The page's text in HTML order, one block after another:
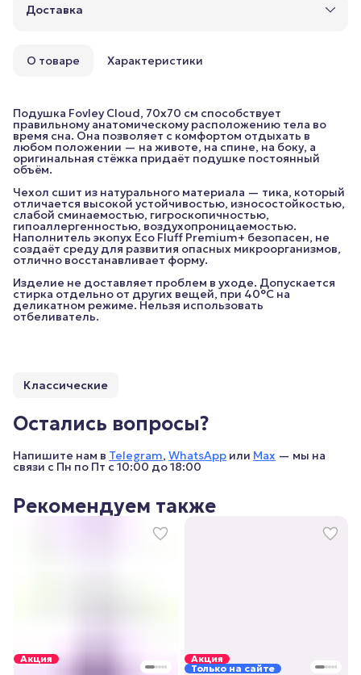
Доставка
О товаре Характеристики
Подушка Fovley Cloud, 70x70 см способствует
правильному анатомическому расположению тела во
время сна. Она позволяет с комфортом отдыхать в
любом положении — на животе, на спине, на боку, а
оригинальная стёжка придаёт подушке постоянный
объём.
Чехол сшит из натурального материала — тика, который
отличается высокой устойчивостью, износостойкостью,
слабой сминаемостью, гигроскопичностью,
гипоаллергенностью, воздухопроницаемостью.
Наполнитель экопух Eco Fluff Premium+ безопасен, не
создаёт среду для развития опасных микроорганизмов,
отлично восстанавливает форму.
Изделие не доставляет проблем в уходе. Допускается
стирка отдельно от других вещей, при 40°C на
деликатном режиме. Нельзя использовать
отбеливатель.
Классические
Остались вопросы?
Напишите нам в Telegram, WhatsApp или Max — мы на
связи с Пн по Пт с 10:00 до 18:00
Рекомендуем также
Акция
Акция
Только на сайте